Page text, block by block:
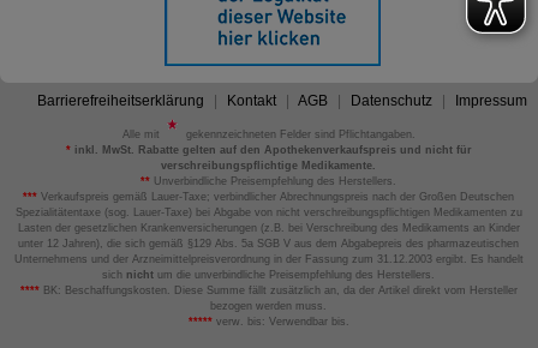
Barrierefreiheitserklärung Kontakt AGB Datenschutz Impressum
Alle mit
gekennzeichneten Felder sind Pflichtangaben.
*inkl. MwSt. Rabatte gelten auf den Apothekenverkaufspreis und nicht für
verschreibungspflichtige Medikamente.
** Unverbindliche Preisempfehlung des Herstellers.
*** Verkaufspreis gemäß Lauer-Taxe; verbindlicher Abrechnungspreis nach der Großen Deutschen
Spezialitätentaxe (sog. Lauer-Taxe) bei Abgabe von nicht verschreibungspflichtigen Medikamenten zu
Lasten der gesetzlichen Krankenversicherungen (z.B. bei Verschreibung des Medikaments an Kinder
unter 12 Jahren), die sich gemäß §129 Abs. 5a SGB V aus dem Abgabepreis des pharmazeutischen
Unternehmens und der Arzneimittelpreisverordnung in der Fassung zum 31.12.2003 ergibt. Es handelt
sich nicht um die unverbindliche Preisempfehlung des Herstellers.
****BK: Beschaffungskosten. Diese Summe fällt zusätzlich an, da der Artikel direkt vom Hersteller
bezogen werden muss.
*****verw. bis: Verwendbar bis.